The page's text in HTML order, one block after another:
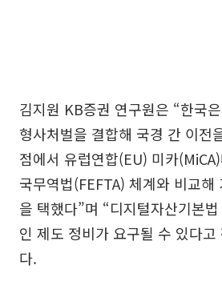
김지원 KB증권 연구원은 “한국
형사처벌을 결합해 국경 간 이전
점에서 유럽연합(EU) 미카
국무역법(FEFTA) 체계와 비교해
을 택했다”며 “디지털자산기본
인 제도 정비가 요구될 수 있다고
다.